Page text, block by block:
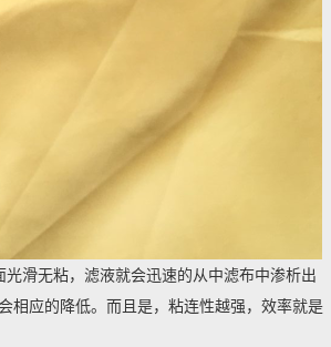
滑无粘，滤液就会迅速的从中滤布中渗析出
相应的降低。而且是，粘连性越强，效率就是